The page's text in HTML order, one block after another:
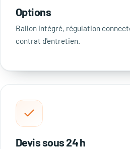
Options
Ballon intégré, régulation
contrat d'entretien.
Devis sous 24 h